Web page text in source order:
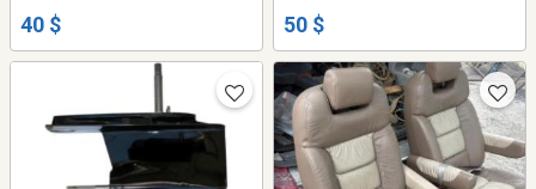
40 $ 50 $